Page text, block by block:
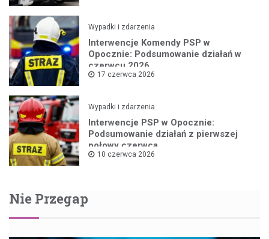
Wypadki i zdarzenia
Interwencje Komendy PSP w
Opocznie: Podsumowanie działań w
czerwcu 2026
17 czerwca 2026
Wypadki i zdarzenia
Interwencje PSP w Opocznie:
Podsumowanie działań z pierwszej
połowy czerwca
10 czerwca 2026
Nie Przegap